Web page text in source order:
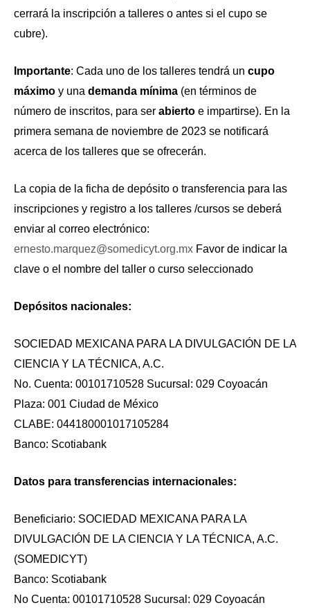
cerrará la inscripción a talleres o antes si el cupo se
cubre).
Importante: Cada uno de los talleres tendrá un cupo
máximo y una demanda mínima (en términos de
número de inscritos, para ser abierto e impartirse). En la
primera semana de noviembre de 2023 se notificará
acerca de los talleres que se ofrecerán.
La copia de la ficha de depósito o transferencia para las
inscripciones y registro a los talleres /cursos se deberá
enviar al correo electrónico:
ernesto.marquez@somedicyt.org.mx Favor de indicar la
clave o el nombre del taller o curso seleccionado
Depósitos nacionales:
SOCIEDAD MEXICANA PARA LA DIVULGACIÓN DE LA
CIENCIA Y LA TÉCNICA, A.C.
No. Cuenta: 00101710528 Sucursal: 029 Coyoacán
Plaza: 001 Ciudad de México
CLABE: 044180001017105284
Banco: Scotiabank
Datos para transferencias internacionales:
Beneficiario: SOCIEDAD MEXICANA PARA LA
DIVULGACIÓN DE LA CIENCIA Y LA TÉCNICA, A.C.
(SOMEDICYT)
Banco: Scotiabank
No Cuenta: 00101710528 Sucursal: 029 Coyoacán